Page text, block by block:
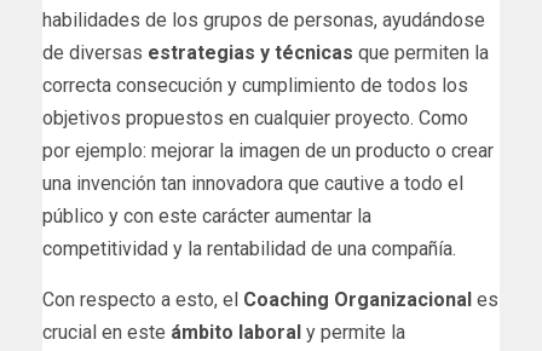
habilidades de los grupos de personas, ayudándose
de diversas estrategias y técnicas que permiten la
correcta consecución y cumplimiento de todos los
objetivos propuestos en cualquier proyecto. Como
por ejemplo: mejorar la imagen de un producto o crear
una invención tan innovadora que cautive a todo el
público y con este carácter aumentar la
competitividad y la rentabilidad de una compañía.
Con respecto a esto, el Coaching Organizacional es
crucial en este ámbito laboral y permite la